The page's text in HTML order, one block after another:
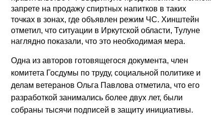
запрете на продажу спиртных напитков в таких
точках в зонах, где объявлен режим ЧС. Хинштейн
отметил, что ситуации в Иркутской области, Тулуне
наглядно показали, что это необходимая мера.
Одна из авторов готовящегося документа, член
комитета Госдумы по труду, социальной политике и
делам ветеранов Ольга Павлова отметила, что его
разработкой занимались более двух лет, были
собраны тысячи подписей в защиту инициативы.